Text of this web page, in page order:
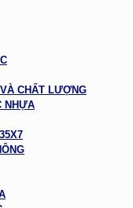
CHẤT LƯỢNG
NHỰA